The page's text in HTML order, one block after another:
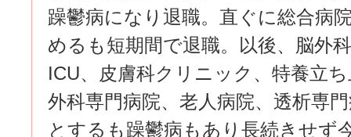
躁鬱病になり退職。直ぐに総合病
めるも短期間で退職。以後、脳外
ICU、皮膚科クリニック、特養立
外科専門病院、老人病院、透析専
とするも躁鬱病もあり長続きせず